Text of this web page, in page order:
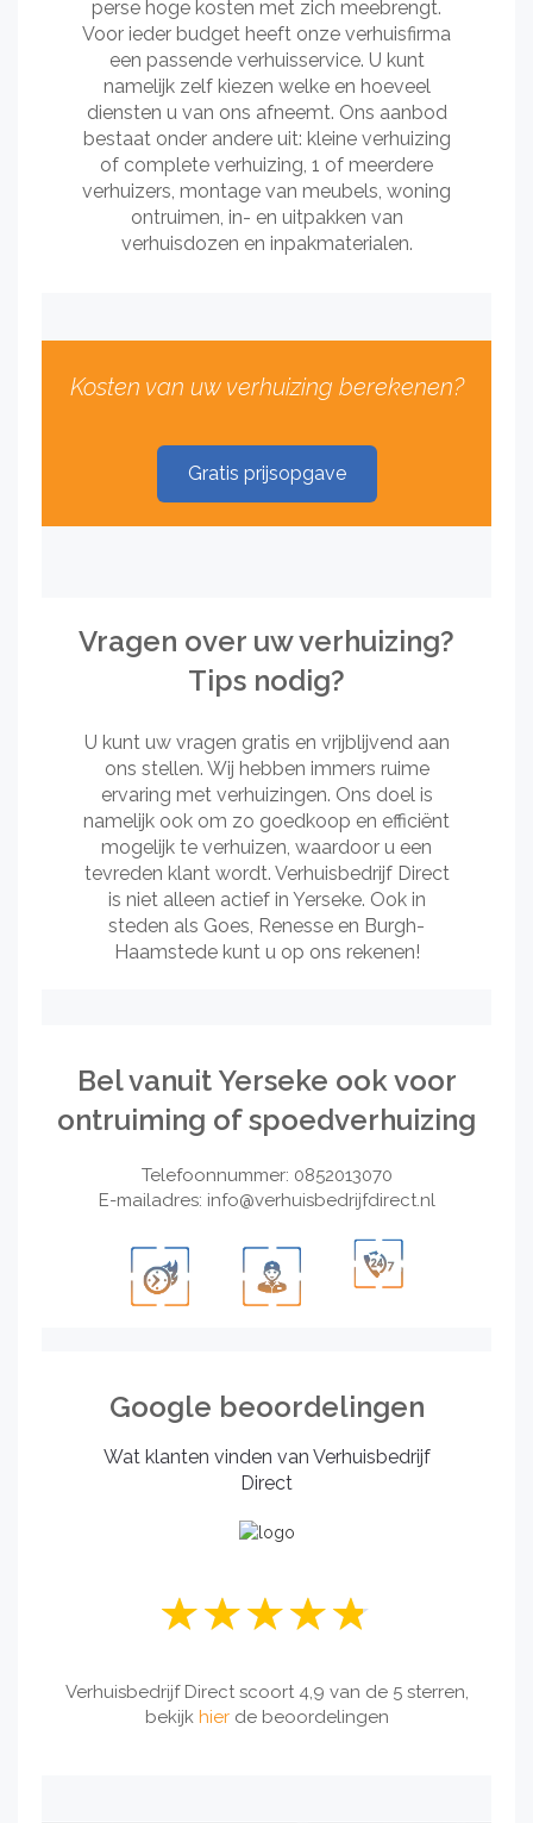
perse hoge kosten met zich meebrengt.
Voor ieder budget heeft onze verhuisfirma
een passende verhuisservice. U kunt
namelijk zelf kiezen welke en hoeveel
diensten u van ons afneemt. Ons aanbod
bestaat onder andere uit: kleine verhuizing
of complete verhuizing, 1 of meerdere
verhuizers, montage van meubels, woning
ontruimen, in- en uitpakken van
verhuisdozen en inpakmaterialen.
Kosten van uw verhuizing berekenen?
Gratis prijsopgave
Vragen over uw verhuizing?
Tips nodig?
U kunt uw vragen gratis en vrijblijvend aan
ons stellen. Wij hebben immers ruime
ervaring met verhuizingen. Ons doel is
namelijk ook om zo goedkoop en efficiënt
mogelijk te verhuizen, waardoor u een
tevreden klant wordt. Verhuisbedrijf Direct
is niet alleen actief in Yerseke. Ook in
steden als Goes, Renesse en Burgh-
Haamstede kunt u op ons rekenen!
Bel vanuit Yerseke ook voor
ontruiming of spoedverhuizing
Telefoonnummer: 0852013070
E-mailadres: info@verhuisbedrijfdirect.nl
Google beoordelingen
Wat klanten vinden van Verhuisbedrijf
Direct
Verhuisbedrijf Direct scoort 4,9 van de 5 sterren,
bekijk hierde beoordelingen